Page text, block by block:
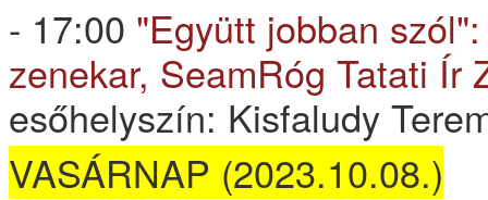
- 17:00 "Együtt jobban
zenekar, SeamRóg Tatati Ír
esőhelyszín: Kisfaludy
VASÁRNAP (2023.10.08.)